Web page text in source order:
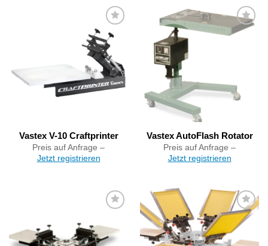
Artikel
merken
Vastex V-10 Craftprinter
Preis auf Anfrage –
Jetzt registrieren
Artikel
Vastex AutoFlash Rotator
Preis auf Anfrage –
Jetzt registrieren
merken
Artikel
merken